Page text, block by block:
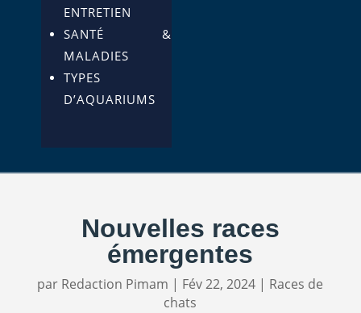
ENTRETIEN
SANTÉ &
MALADIES
TYPES
D’AQUARIUMS
Nouvelles races
émergentes
par Redaction Pimam | Fév 22, 2024 | Races de
chats